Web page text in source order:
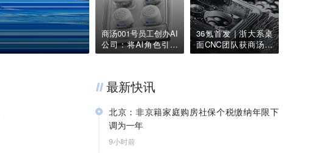
赵祺握住了豆包的方向盘
商汤001号员工创办AI
公司：将AI角色引擎
做成护城河，获种子
36氪首发 | 浙大系桌
面CNC团队获商汤国
香、首形科技等近亿
最新快讯
北京：非京籍家庭购房社保个税缴纳年限下
调为一年
9小时前